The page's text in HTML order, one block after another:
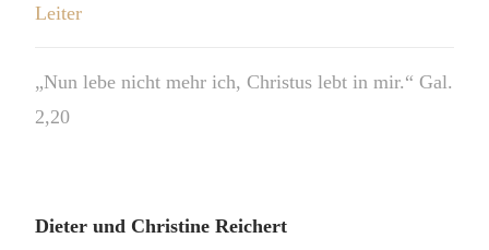
Leiter
„Nun lebe nicht mehr ich, Christus lebt in mir.“ Gal.
2,20
Dieter und Christine Reichert